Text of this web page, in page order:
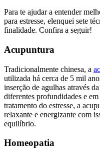
Para te ajudar a entender
para estresse, elenquei sete
finalidade. Confira a seguir!
Acupuntura
Tradicionalmente chinesa, a
utilizada há cerca de 5 mil
inserção de agulhas através
diferentes profundidades e
tratamento do estresse, a
relaxante e energizante com
equilíbrio.
Homeopatia